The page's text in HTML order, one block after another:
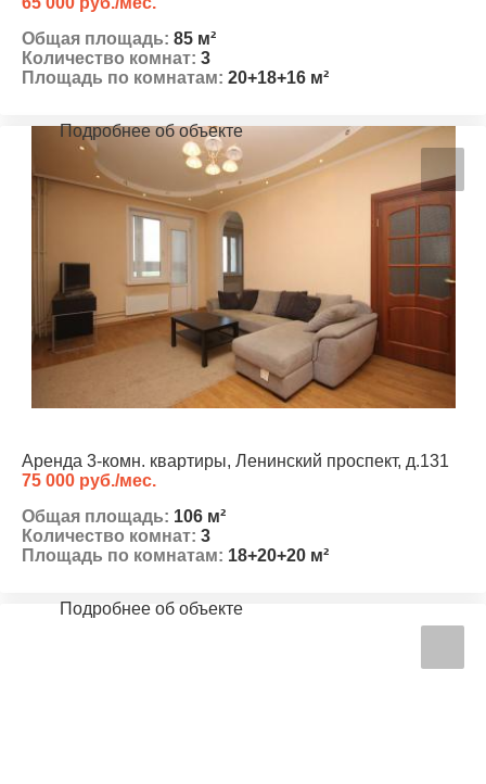
Общая площадь: 85 м²
Количество комнат: 3
Площадь по комнатам: 20+18+16 м²
Подробнее об объекте
Аренда 3-комн. квартиры, Ленинский проспект, д.131
75 000 руб./мес.
Общая площадь: 106 м²
Количество комнат: 3
Площадь по комнатам: 18+20+20 м²
Подробнее об объекте